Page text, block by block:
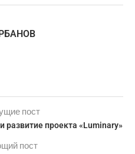
пост
развитие проекта «Luminary»
пост